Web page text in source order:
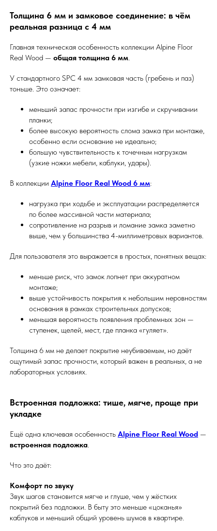
Толщина 6 мм и замковое соединение: в чём
реальная разница с 4 мм
Главная техническая особенность коллекции Alpine Floor
Real Wood — общая толщина 6 мм.
У стандартного SPC 4 мм замковая часть (гребень и паз)
тоньше. Это означает:
меньший запас прочности при изгибе и скручивании
планки;
более высокую вероятность слома замка при монтаже,
особенно если основание не идеально;
большую чувствительность к точечным нагрузкам
(узкие ножки мебели, каблуки, удары).
В коллекции Alpine Floor Real Wood 6 мм:
нагрузка при ходьбе и эксплуатации распределяется
по более массивной части материала;
сопротивление на разрыв и ломание замка заметно
выше, чем у большинства 4-миллиметровых вариантов.
Для пользователя это выражается в простых, понятных вещах:
меньше риск, что замок лопнет при аккуратном
монтаже;
выше устойчивость покрытия к небольшим неровностям
основания в рамках строительных допусков;
меньшая вероятность появления проблемных зон —
ступенек, щелей, мест, где планка «гуляет».
Толщина 6 мм не делает покрытие неубиваемым, но даёт
ощутимый запас прочности, который важен в реальных, а не
лабораторных условиях.
Встроенная подложка: тише, мягче, проще при
укладке
Ещё одна ключевая особенность Alpine Floor Real Wood —
встроенная подложка.
Что это даёт:
Комфорт по звуку
Звук шагов становится мягче и глуше, чем у жёстких
покрытий без подложки. В быту это меньше «цоканья»
каблуков и меньший общий уровень шумов в квартире.